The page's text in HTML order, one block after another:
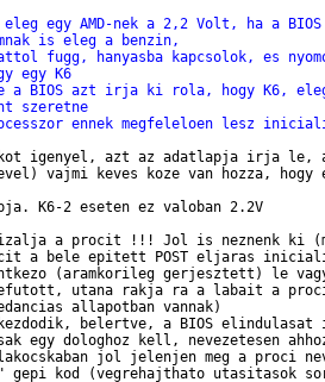
egy AMD-nek a 2,2 Volt, ha a BIOS
is eleg a benzin,
fugg, hanyasba kapcsolok, es
egy K6
a BIOS azt irja ki rola, hogy K6,
szeretne
ennek megfeleloen lesz
igenyel, azt az adatlapja irja le, a
vajmi keves koze van hozza, hogy
K6-2 eseten ez valoban 2.2V
a procit !!! Jol is neznenk ki
a bele epitett POST eljaras
(aramkorileg gerjesztett) le
utana rakja ra a labait a
allapotban vannak)
kezdodik, belertve, a BIOS
egy dologhoz kell, nevezetesen
jol jelenjen meg a proci
gepi kod (vegrehajthato utasitasok